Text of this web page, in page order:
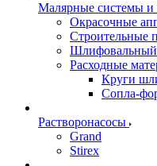
Малярные системы и
Окрасочные
Строительные
Шлифовальный
Расходные
Круги
Сопла-
Растворонасосы
Grand
Stirex